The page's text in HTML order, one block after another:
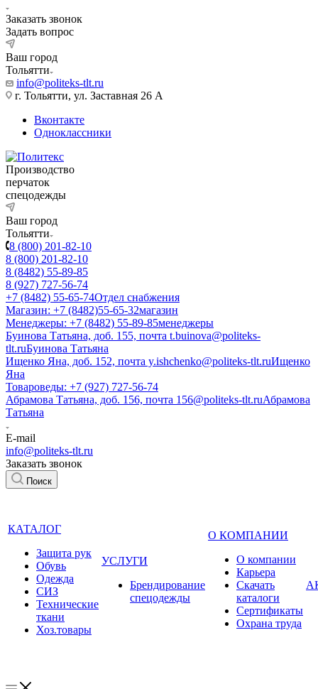
Заказать звонок
Задать вопрос
Ваш город
Тольятти
info@politeks-tlt.ru
г. Тольятти, ул. Заставная 26 А
Вконтакте
Одноклассники
Производство
перчаток
спецодежды
Ваш город
Тольятти
8 (800) 201-82-10
8 (800) 201-82-10
8 (8482) 55-89-85
8 (927) 727-56-74
+7 (8482) 55-65-74Отдел снабжения
Магазин: +7 (8482)55-65-32магазин
Менеджеры: +7 (8482) 55-89-85менеджеры
Буинова Татьяна, доб. 155, почта t.buinova@politeks-
tlt.ruБуинова Татьяна
Ищенко Яна, доб. 152, почта y.ishchenko@politeks-tlt.ruИщенко
Яна
Товароведы: +7 (927) 727-56-74
Абрамова Татьяна, доб. 156, почта 156@politeks-tlt.ruАбрамова
Татьяна
E-mail
info@politeks-tlt.ru
Заказать звонок
Поиск
КАТАЛОГ
Защита рук
Обувь
Одежда
СИЗ
Технические
ткани
Хоз.товары
УСЛУГИ
Брендирование
спецодежды
О КОМПАНИИ
О компании
Карьера
Cкачать
каталоги
Сертификаты
Охрана труда